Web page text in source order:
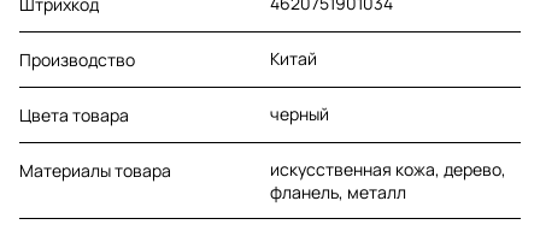
Производство Китай
Цвета товара черный
Материалы товара
искусственная кожа, дерево,
фланель, металл